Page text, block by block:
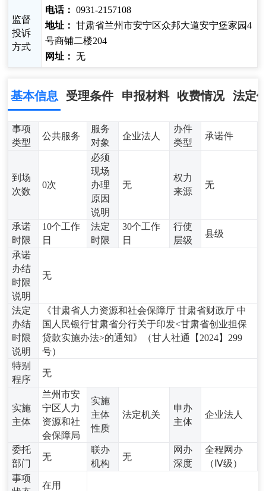
监督
投诉
方式
电话： 0931-2157108
地址： 甘肃省兰州市安宁区众邦大道安宁堡家园4
号商铺二楼204
网址： 无
基本信息 受理条件 申报材料 收费情况 法定
事项
类型
公共服务
服务
对象
企业法人
办件
类型
承诺件
到场
次数
0次
必须
现场
办理
原因
说明
无
权力
来源
无
承诺
时限
10个工作
日
法定
时限
30个工作
日
行使
层级
县级
承诺
办结
时限
说明
无
法定
办结
时限
说明
《甘肃省人力资源和社会保障厅 甘肃省财政厅 中
国人民银行甘肃省分行关于印发<甘肃省创业担保
贷款实施办法>的通知》（甘人社通【2024】299
号）
特别
程序
无
实施
主体
兰州市安
宁区人力
资源和社
会保障局
实施
主体
性质
法定机关
申办
主体
企业法人
委托
部门
无
联办
机构
无
网办
深度
全程网办
（Ⅳ级）
事项
在用